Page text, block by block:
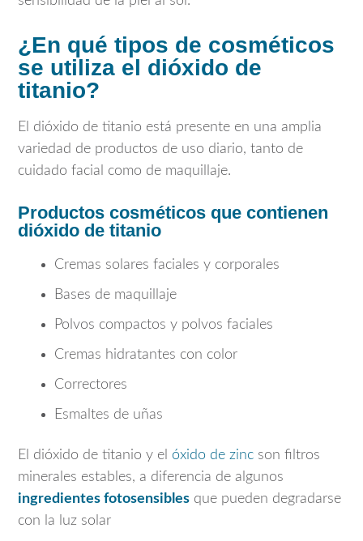
¿En qué tipos de cosméticos
se utiliza el dióxido de
titanio?
El dióxido de titanio está presente en una amplia
variedad de productos de uso diario, tanto de
cuidado facial como de maquillaje.
Productos cosméticos que contienen
dióxido de titanio
Cremas solares faciales y corporales
Bases de maquillaje
Polvos compactos y polvos faciales
Cremas hidratantes con color
Correctores
Esmaltes de uñas
El dióxido de titanio y el óxido de zinc son filtros
minerales estables, a diferencia de algunos
ingredientes fotosensibles que pueden degradarse
con la luz solar